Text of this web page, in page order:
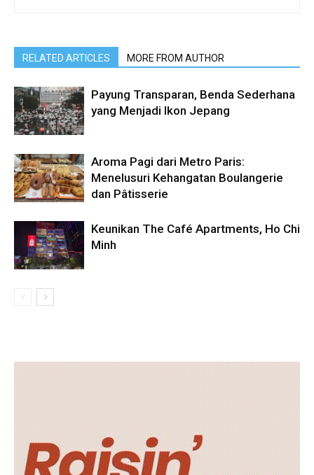
RELATED ARTICLES MORE FROM AUTHOR
Payung Transparan, Benda Sederhana
yang Menjadi Ikon Jepang
Aroma Pagi dari Metro Paris:
Menelusuri Kehangatan Boulangerie
dan Pâtisserie
Keunikan The Café Apartments, Ho Chi
Minh